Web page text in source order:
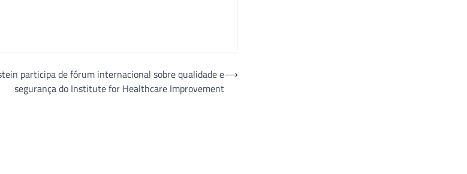
participa de fórum internacional sobre qualidade e
segurança do Institute for Healthcare Improvement
⟶